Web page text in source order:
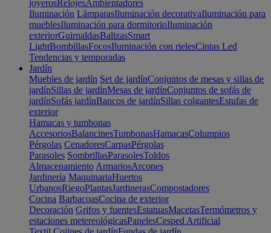
joyerosRelojesAmbientadores
Iluminación LámparasIluminación decorativaIluminación para
mueblesIluminación para dormitorioIluminación
exteriorGuirnaldasBalizasSmart
LightBombillasFocosIluminación con rielesCintas Led
Tendencias y temporadas
Jardín
Muebles de jardín Set de jardínConjuntos de mesas y sillas de
jardínSillas de jardínMesas de jardínConjuntos de sofás de
jardínSofás jardínBancos de jardínSillas colgantesEstufas de
exterior
Hamacas y tumbonas
AccesoriosBalancinesTumbonasHamacasColumpios
Pérgolas CenadoresCarpasPérgolas
Parasoles SombrillasParasolesToldos
Almacenamiento ArmariosArcones
Jardinería MaquinariaHuertos
UrbanosRiegoPlantasJardinerasCompostadores
Cocina BarbacoasCocina de exterior
Decoración Grifos y fuentesEstatuasMacetasTermómetros y
estaciones metereológicasPanelesCesped Artificial